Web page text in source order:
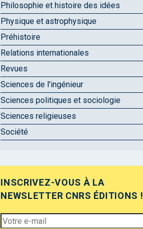
Philosophie et histoire des idées
Physique et astrophysique
Préhistoire
Relations internationales
Revues
Sciences de l'ingénieur
Sciences politiques et sociologie
Sciences religieuses
Société
INSCRIVEZ-VOUS À LA
NEWSLETTER CNRS ÉDITIONS !